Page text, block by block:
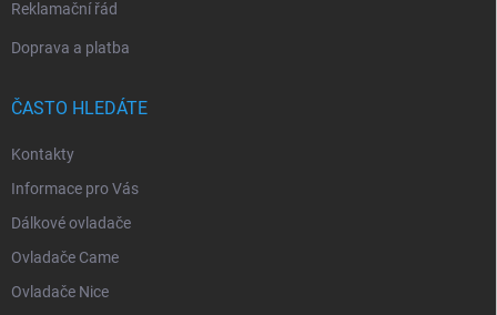
Reklamační řád
Doprava a platba
ČASTO HLEDÁTE
Kontakty
Informace pro Vás
Dálkové ovladače
Ovladače Came
Ovladače Nice